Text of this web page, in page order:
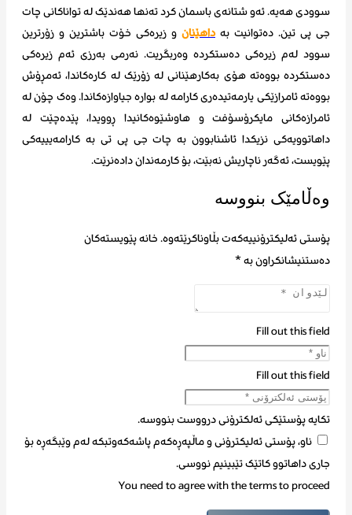
سوودی هەیە. ئەو شتانەی باسمان کرد تەنها هەندێک لە تواناکانی چات
جی پی تین. دەتوانیت بەداهێنان و زیرەکی خۆت باشترین و زۆرترین
سوود لەم زیرەکی دەستکردە وەربگریت. نەرمی بەرزی ئەم زیرەکی
دەستکردە بووەتە هۆی بەکارهێنانی لە زۆرێک لە کارەکاندا، ئەمڕۆش
بووەتە ئامرازێکی یارمەتیدەری کارامە لە بوارە جیاوازەکاندا. وەک چۆن لە
ئامرازەکانی مایکرۆسۆفت و هاوشێوەکانیدا ڕوویدا، پێدەچێت لە
داهاتوویەکی نزیکدا ئاشنابوون بە چات جی پی تی بە کارامەیییەکی
پێویست، ئەگەر ناچاریش نەبێت، بۆ کارمەندان دادەنرێت.
وەڵامێک بنووسە
پۆستی ئەلیکترۆنییەکەت بڵاوناکرێتەوە.خانە پێویستەکان
دەستنیشانکراون بە*
Fill out this field
Fill out this field
تکایە پۆستێکی ئەلکترۆنی درووست بنووسە.
ناو، پۆستی ئەلیکترۆنی و ماڵپەڕەکەم پاشەکەوتبکە لەم وێبگەڕە بۆ
جاری داهاتوو کاتێک تێبینیم نووسی.
You need to agree with the terms to proceed